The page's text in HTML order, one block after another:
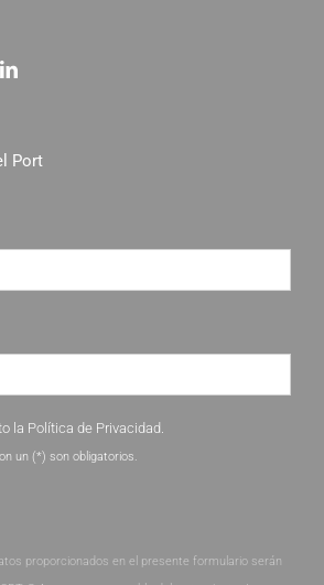
Port
la Política de Privacidad.
un (*) son obligatorios.
proporcionados en el presente formulario serán